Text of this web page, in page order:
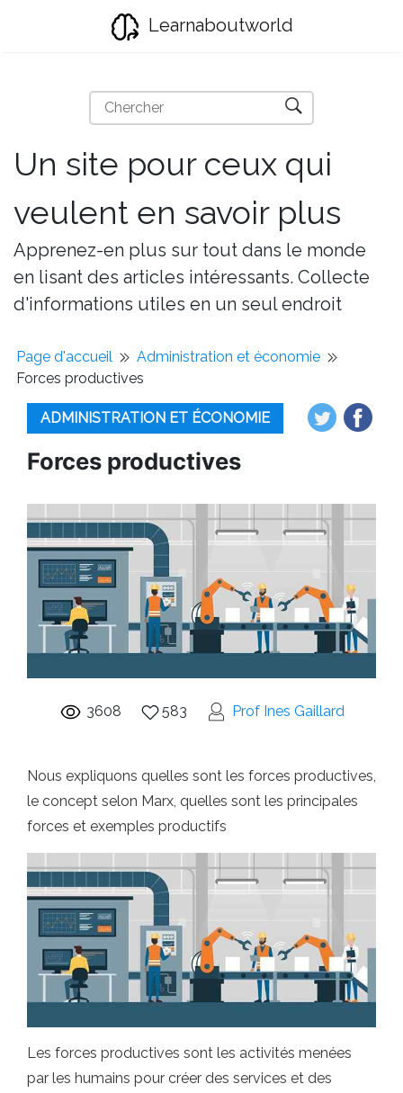
Learnaboutworld
Un site pour ceux qui
veulent en savoir plus
Apprenez-en plus sur tout dans le monde
en lisant des articles intéressants. Collecte
d'informations utiles en un seul endroit
Page d'accueil
Administration et économie
Forces productives
ADMINISTRATION ET ÉCONOMIE
Forces productives
3608 583 Prof Ines Gaillard
Nous expliquons quelles sont les forces productives,
le concept selon Marx, quelles sont les principales
forces et exemples productifs
Les forces productives sont les activités menées
par les humains pour créer des services et des